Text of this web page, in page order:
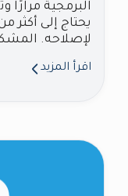
البرمجية مرارًا
لإصلاحه.
اقرأ المزيد